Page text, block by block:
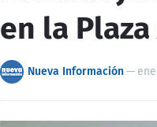
en la
Nueva Información—